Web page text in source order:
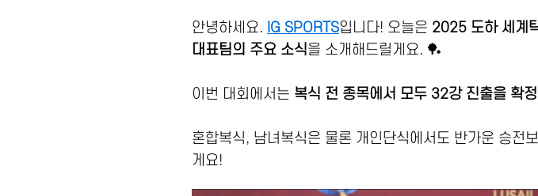
안녕하세요. IG SPORTS입니다! 오늘은 2025 도하 세계
대표팀의 주요 소식을 소개해드릴게요. 🏓
이번 대회에서는 복식 전 종목에서 모두 32강 진출을 확
혼합복식, 남녀복식은 물론 개인단식에서도 반가운 승전
게요!